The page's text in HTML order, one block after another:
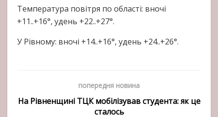
Температура повітря по області: вночі
+11..+16°, удень +22..+27°.
У Рівному: вночі +14..+16°, удень +24..+26°.
попередня новина
На Рівненщині ТЦК мобілізував студента: як це
сталось